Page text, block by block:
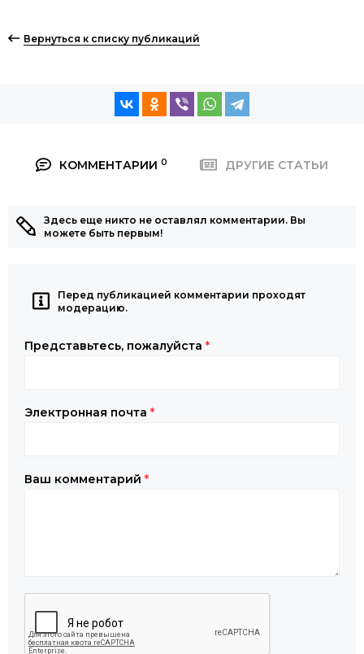
Вернуться к списку публикаций
КОММЕНТАРИИ 0 ДРУГИЕ СТАТЬИ
Здесь еще никто не оставлял комментарии. Вы
можете быть первым!
Перед публикацией комментарии проходят
модерацию.
Представьтесь, пожалуйста *
Электронная почта *
Ваш комментарий *